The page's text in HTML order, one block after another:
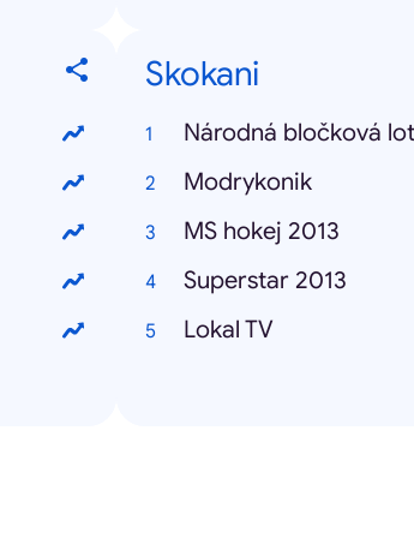
Skokani
Národná bločková
Modrykonik
MS hokej 2013
Superstar 2013
Lokal TV